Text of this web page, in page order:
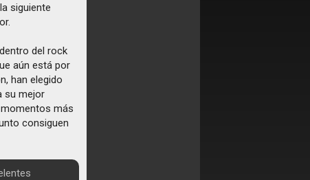
siguiente
del rock
aún está por
han elegido
su mejor
más
consiguen